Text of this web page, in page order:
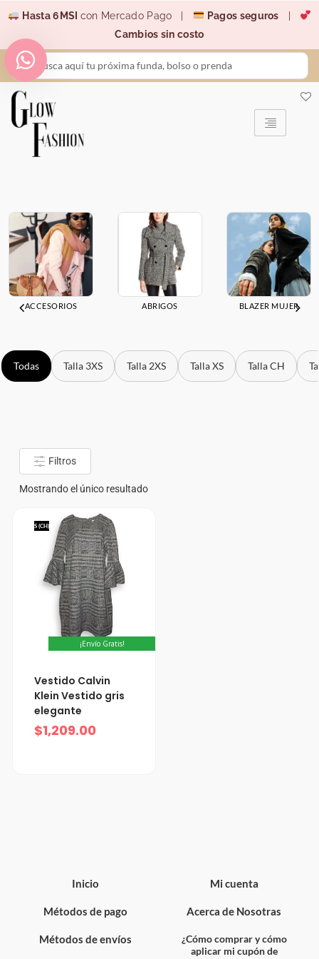
contenido
Hasta 6MSI con Mercado Pago | Pagos seguros
Cambios sin costo
Search
...
ACCESORIOS ABRIGOS BLAZER MUJER
Todas Talla 3XS Talla 2XS Talla XS Talla CH
Filtros
Mostrando el único resultado
S (CH)
¡Envío Gratis!
Vestido Calvin
Klein Vestido gris
elegante
$1,209.00
Inicio
Métodos de pago
Métodos de envíos
Mi cuenta
Acerca de Nosotras
¿Cómo comprar y cómo
aplicar mi cupón de